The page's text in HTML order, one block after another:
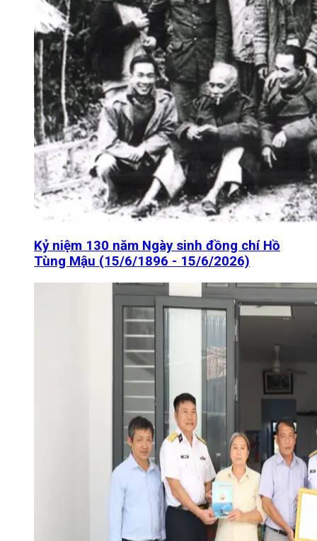
Kỷ niệm 130 năm Ngày sinh đồng chí Hồ
Tùng Mậu (15/6/1896 - 15/6/2026)